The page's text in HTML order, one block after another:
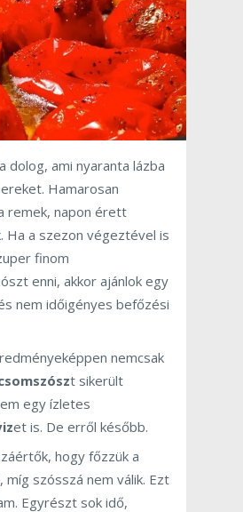
dolog, ami nyaranta lázba
Hamarosan
remek, napon érett
Ha a szezon végeztével is
finom
enni, akkor ajánlok egy
nem időigényes befőzési
nemcsak
t sikerült
egy ízletes
et is. De erről később.
hogy főzzük a
míg szósszá nem válik. Ezt
Egyrészt sok idő,